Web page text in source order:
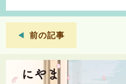
前の記事